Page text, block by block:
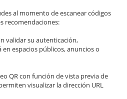
al momento de escanear códigos
recomendaciones:
validar su autenticación,
espacios públicos, anuncios o
QR con función de vista previa de
visualizar la dirección URL